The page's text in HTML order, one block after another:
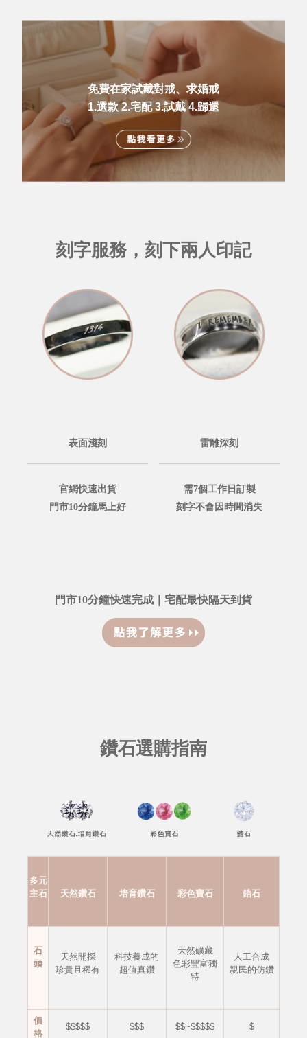
免費在家試戴對戒、求婚戒
1.選款 2.宅配 3.試戴 4.歸還
刻字服務，刻下兩人印記
表面淺刻
官網快速出貨
門市10分鐘馬上好
雷雕深刻
需7個工作日訂製
刻字不會因時間消失
門市10分鐘快速完成｜宅配最快隔天到貨
鑽石選購指南
多元
主石
天然鑽石 培育鑽石 彩色寶石 鋯石
石
頭
天然開採
珍貴且稀有
科技養成的
超值真鑽
天然礦藏
色彩豐富獨
特
人工合成
親民的仿鑽
價
格
$$$$$ $$$ $$~$$$$$ $